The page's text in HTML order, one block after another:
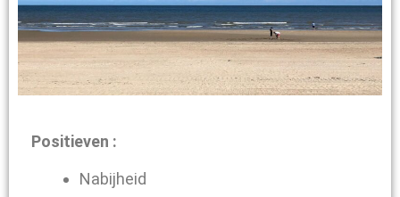
Positieven :
Nabijheid